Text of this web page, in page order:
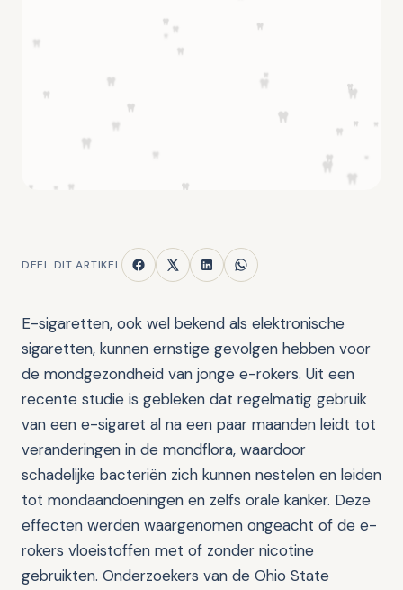
DEEL DIT ARTIKEL
E-sigaretten, ook wel bekend als elektronische
sigaretten, kunnen ernstige gevolgen hebben voor
de mondgezondheid van jonge e-rokers. Uit een
recente studie is gebleken dat regelmatig gebruik
van een e-sigaret al na een paar maanden leidt tot
veranderingen in de mondflora, waardoor
schadelijke bacteriën zich kunnen nestelen en leiden
tot mondaandoeningen en zelfs orale kanker. Deze
effecten werden waargenomen ongeacht of de e-
rokers vloeistoffen met of zonder nicotine
gebruikten. Onderzoekers van de Ohio State